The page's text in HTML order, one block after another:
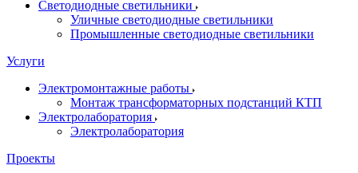
Светодиодные светильники
Уличные светодиодные светильники
Промышленные светодиодные светильники
Услуги
Электромонтажные работы
Монтаж трансформаторных подстанций КТП
Электролаборатория
Электролаборатория
Проекты